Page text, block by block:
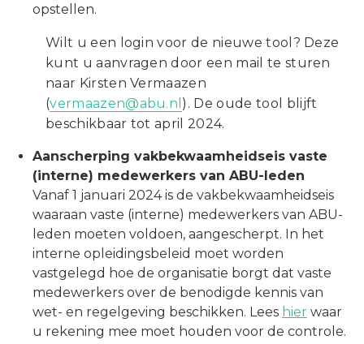
opstellen.
Wilt u een login voor de nieuwe tool? Deze
kunt u aanvragen door een mail te sturen
naar Kirsten Vermaazen
(vermaazen@abu.nl ). De oude tool blijft
beschikbaar tot april 2024.
Aanscherping vakbekwaamheidseis vaste
(interne) medewerkers van ABU-leden
Vanaf 1 januari 2024 is de vakbekwaamheidseis
waaraan vaste (interne) medewerkers van ABU-
leden moeten voldoen, aangescherpt. In het
interne opleidingsbeleid moet worden
vastgelegd hoe de organisatie borgt dat vaste
medewerkers over de benodigde kennis van
wet- en regelgeving beschikken. Lees hier waar
u rekening mee moet houden voor de controle.